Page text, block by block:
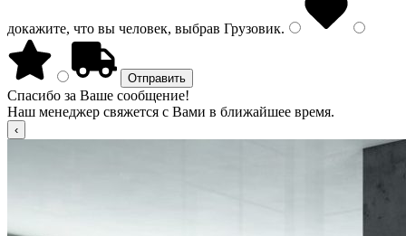
докажите, что вы человек, выбрав Грузовик.
Спасибо за Ваше сообщение!
Наш менеджер свяжется с Вами в ближайшее время.